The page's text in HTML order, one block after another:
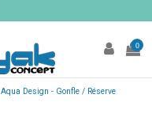
0
Aqua Design - Gonfle / Réserve